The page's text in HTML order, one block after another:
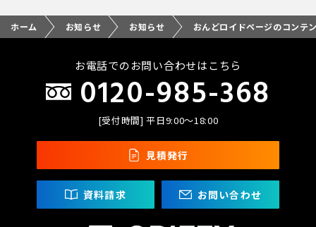
ホーム お知らせ お知らせ おんどロイドページのコンテ
お電話でのお問い合わせはこちら
0120-985-368
[受付時間] 平日9:00〜18:00
見積発行
資料請求 お問い合わせ